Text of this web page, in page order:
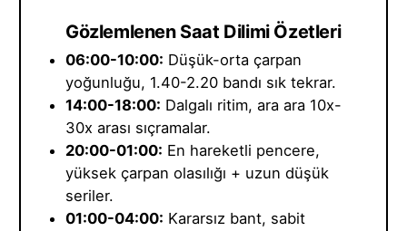
Gözlemlenen Saat Dilimi Özetleri
06:00-10:00: Düşük-orta çarpan
yoğunluğu, 1.40-2.20 bandı sık tekrar.
14:00-18:00: Dalgalı ritim, ara ara 10x-
30x arası sıçramalar.
20:00-01:00: En hareketli pencere,
yüksek çarpan olasılığı + uzun düşük
seriler.
01:00-04:00: Kararsız bant, sabit